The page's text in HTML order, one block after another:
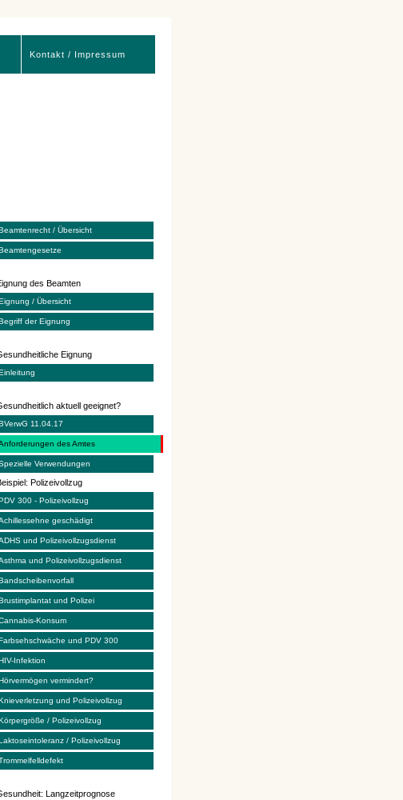
Kontakt / Impressum
/ Übersicht
des Beamten
/ Übersicht
der Eignung
Eignung
aktuell geeignet?
11.04.17
des Amtes
Verwendungen
Polizeivollzug
300 - Polizeivollzug
geschädigt
und Polizeivollzugsdienst
und Polizeivollzugsdienst
und Polizei
Konsum
und PDV 300
Infektion
vermindert?
und Polizeivollzug
/ Polizeivollzug
/ Polizeivollzug
Langzeitprognose